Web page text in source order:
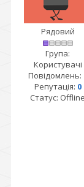
Рядовий
Група:
Користувачі
Повідомлень:
Репутація: 0
Статус: Offline